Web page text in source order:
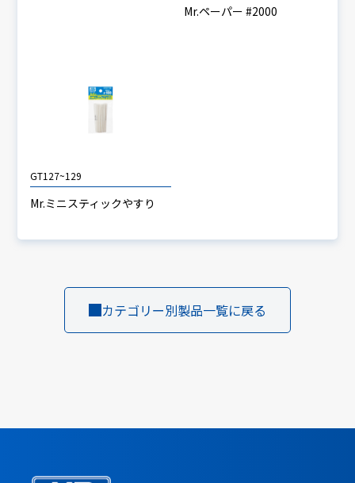
Mr.ペーパー #2000
GT127~129
Mr.ミニスティックやすり
カテゴリー別製品一覧に戻る